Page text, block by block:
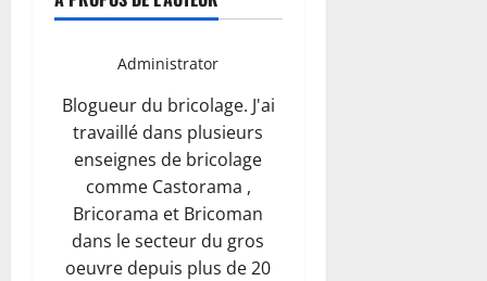
Administrator
Blogueur du bricolage. J'ai
travaillé dans plusieurs
enseignes de bricolage
comme Castorama ,
Bricorama et Bricoman
dans le secteur du gros
oeuvre depuis plus de 20